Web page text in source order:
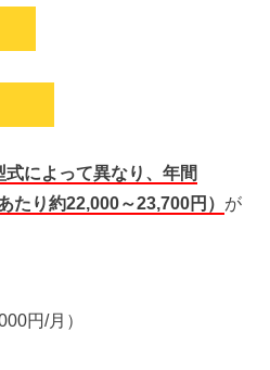
式によって異なり、年間
たり約22,000～23,700円） が
円/月）